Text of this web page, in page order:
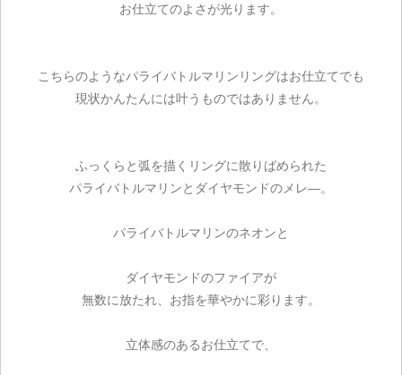
お仕立てのよさが光ります。
こちらのようなパライバトルマリンリングはお仕立てでも
現状かんたんには叶うものではありません。
ふっくらと弧を描くリングに散りばめられた
パライバトルマリンとダイヤモンドのメレ―。
パライバトルマリンのネオンと
ダイヤモンドのファイアが
無数に放たれ、お指を華やかに彩ります。
立体感のあるお仕立てで、
ご注文手続き
お買い物を続ける